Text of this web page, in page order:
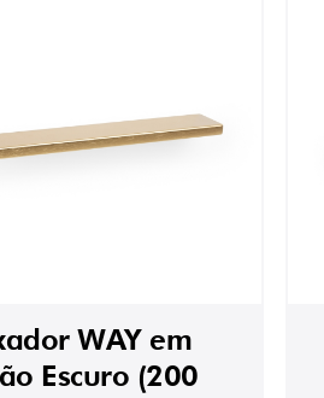
WAY em
Escuro (200